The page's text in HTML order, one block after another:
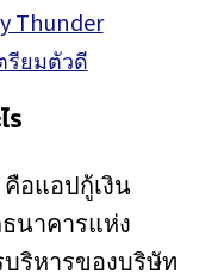
Thunder
รียมตัวดี
ร
คือแอปกู้เงิน
นาคารแห่ง
ริหารของบริษัท